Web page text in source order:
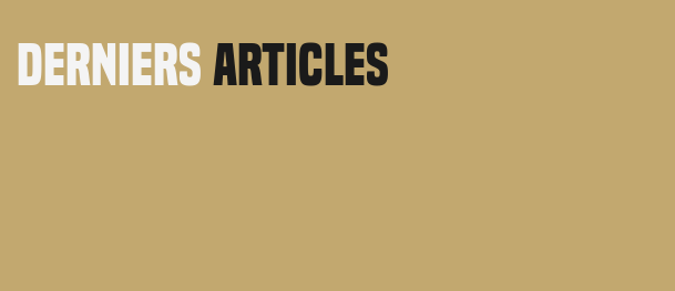
derniersarticles